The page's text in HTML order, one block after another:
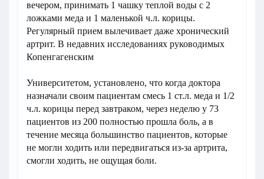
вечером, принимать 1 чашку теплой воды с 2
ложками меда и 1 маленькой ч.л. корицы.
Регулярный прием вылечивает даже хронический
артрит. В недавних исследованиях руководимых
Копенгагенским
Университетом, установлено, что когда доктора
назначали своим пациентам смесь 1 ст.л. меда и 1/2
ч.л. корицы перед завтраком, через неделю у 73
пациентов из 200 полностью прошла боль, а в
течение месяца большинство пациентов, которые
не могли ходить или передвигаться из-за артрита,
смогли ходить, не ощущая боли.